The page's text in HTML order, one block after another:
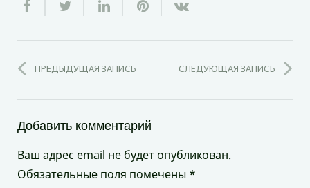
ПРЕДЫДУЩАЯ ЗАПИСЬ СЛЕДУЮЩАЯ ЗАПИСЬ
Добавить комментарий
Ваш адрес email не будет опубликован.
Обязательные поля помечены *